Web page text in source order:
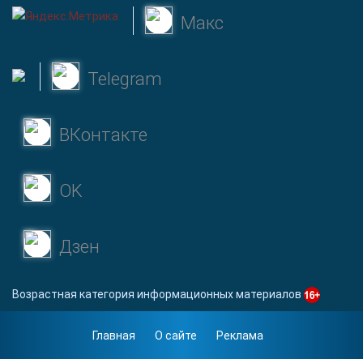
Макс
Telegram
ВКонтакте
OK
Дзен
Возрастная категория информационных материалов
Главная О сайте Реклама